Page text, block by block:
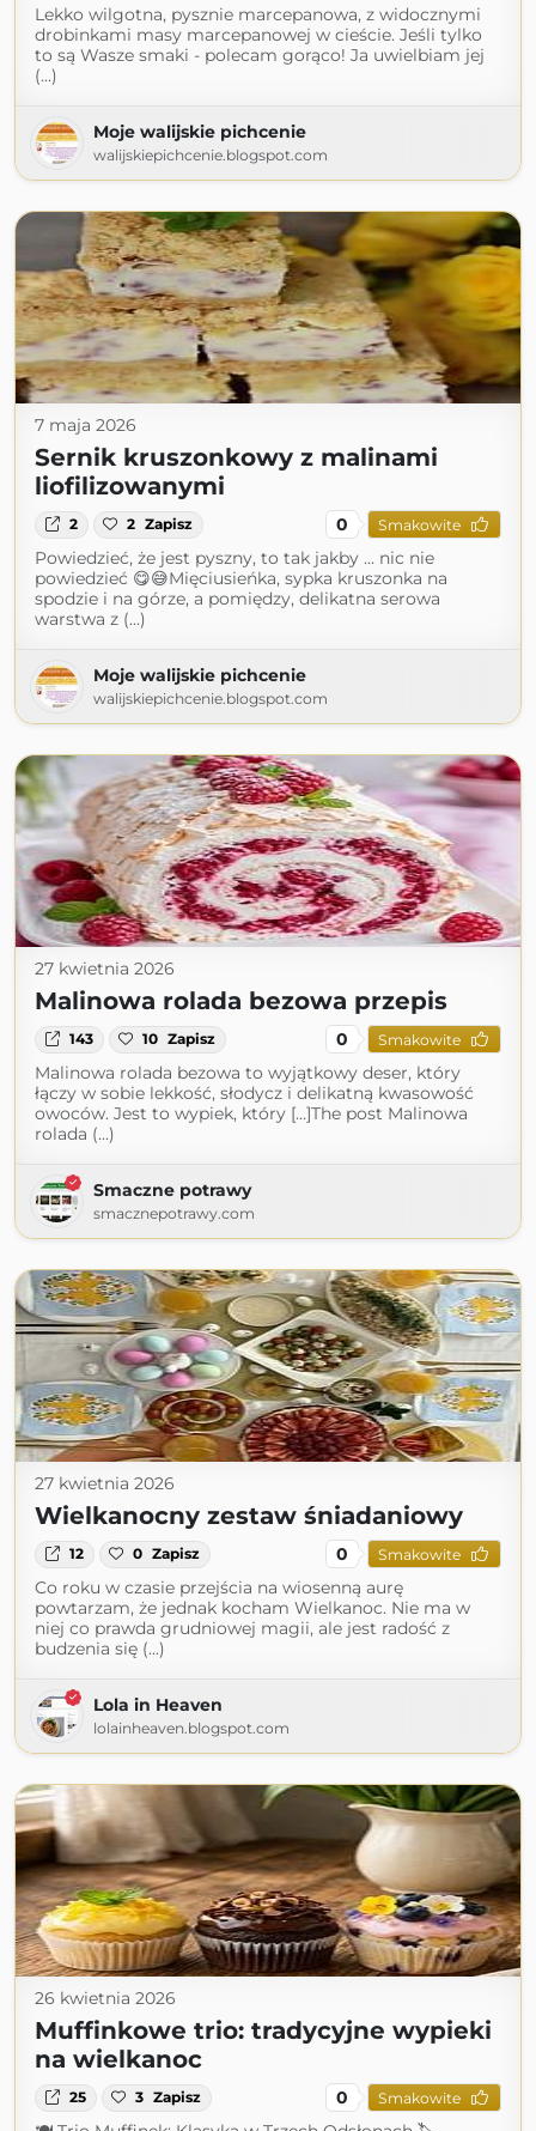
Lekko wilgotna, pysznie marcepanowa, z widocznymi
drobinkami masy marcepanowej w cieście. Jeśli tylko
to są Wasze smaki - polecam gorąco! Ja uwielbiam jej
(...)
Moje walijskie pichcenie
walijskiepichcenie.blogspot.com
7 maja 2026
Sernik kruszonkowy z malinami
liofilizowanymi
2 2 Zapisz 0 Smakowite
Powiedzieć, że jest pyszny, to tak jakby ... nic nie
powiedzieć 😋😅Mięciusieńka, sypka kruszonka na
spodzie i na górze, a pomiędzy, delikatna serowa
warstwa z (...)
Moje walijskie pichcenie
walijskiepichcenie.blogspot.com
27 kwietnia 2026
Malinowa rolada bezowa przepis
143 10 Zapisz 0 Smakowite
Malinowa rolada bezowa to wyjątkowy deser, który
łączy w sobie lekkość, słodycz i delikatną kwasowość
owoców. Jest to wypiek, który […]The post Malinowa
rolada (...)
Smaczne potrawy
smacznepotrawy.com
27 kwietnia 2026
Wielkanocny zestaw śniadaniowy
12 0 Zapisz 0 Smakowite
Co roku w czasie przejścia na wiosenną aurę
powtarzam, że jednak kocham Wielkanoc. Nie ma w
niej co prawda grudniowej magii, ale jest radość z
budzenia się (...)
Lola in Heaven
lolainheaven.blogspot.com
26 kwietnia 2026
Muffinkowe trio: tradycyjne wypieki
na wielkanoc
25 3 Zapisz 0 Smakowite